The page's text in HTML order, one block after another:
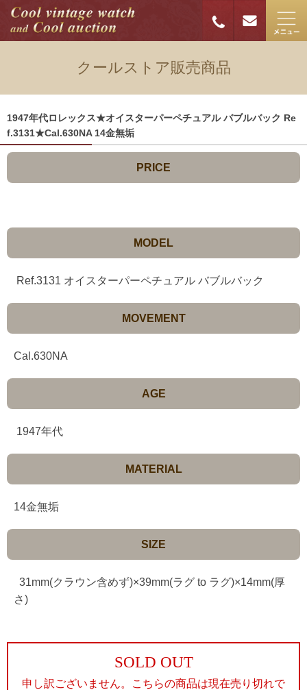
クールストア販売商品
1947年代ロレックス★オイスターパーペチュアル バブルバック Re
f.3131★Cal.630NA 14金無垢
PRICE
MODEL
Ref.3131 オイスターパーペチュアル バブルバック
MOVEMENT
Cal.630NA
AGE
1947年代
MATERIAL
14金無垢
SIZE
31mm(クラウン含めず)×39mm(ラグ to ラグ)×14mm(厚
さ)
SOLD OUT
申し訳ございません。こちらの商品は現在売り切れで